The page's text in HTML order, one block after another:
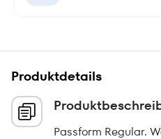
Produktdetails
Passform Regular.